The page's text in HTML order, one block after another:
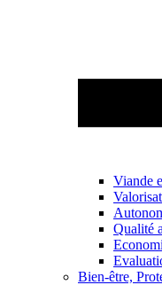
Viande
Qualité
Bien-être,